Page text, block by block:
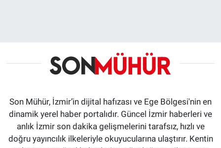
Son Mühür, İzmir’in dijital hafızası ve Ege Bölgesi'nin en
dinamik yerel haber portalıdır. Güncel İzmir haberleri ve
anlık İzmir son dakika gelişmelerini tarafsız, hızlı ve
doğru yayıncılık ilkeleriyle okuyucularına ulaştırır. Kentin